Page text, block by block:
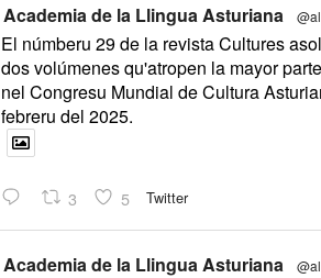
Academia de la Llingua Asturiana
El númberu 29 de la revista Cultures
dos volúmenes qu'atropen la mayor
nel Congresu Mundial de Cultura
febreru del 2025.
3 5 Twitter
Academia de la Llingua Asturiana